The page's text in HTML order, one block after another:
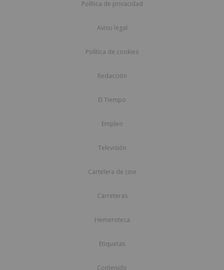
Política de privacidad
Aviso legal
Política de cookies
Redacción
El Tiempo
Empleo
Televisión
Cartelera de cine
Carreteras
Hemeroteca
Etiquetas
Contenido